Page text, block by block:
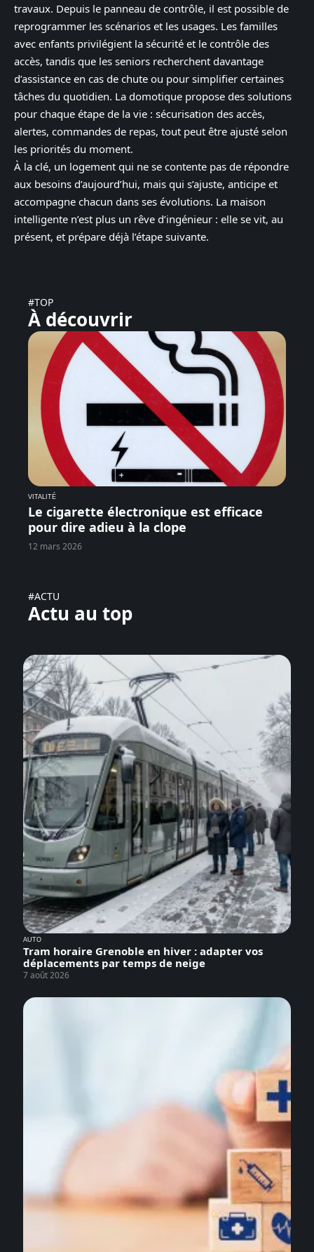
travaux. Depuis le panneau de contrôle, il est possible de
reprogrammer les scénarios et les usages. Les familles
avec enfants privilégient la sécurité et le contrôle des
accès, tandis que les seniors recherchent davantage
d’assistance en cas de chute ou pour simplifier certaines
tâches du quotidien. La domotique propose des solutions
pour chaque étape de la vie : sécurisation des accès,
alertes, commandes de repas, tout peut être ajusté selon
les priorités du moment.
À la clé, un logement qui ne se contente pas de répondre
aux besoins d’aujourd’hui, mais qui s’ajuste, anticipe et
accompagne chacun dans ses évolutions. La maison
intelligente n’est plus un rêve d’ingénieur : elle se vit, au
présent, et prépare déjà l’étape suivante.
#TOP
À découvrir
VITALITÉ
Le cigarette électronique est efficace
pour dire adieu à la clope
12 mars 2026
#ACTU
Actu au top
AUTO
Tram horaire Grenoble en hiver : adapter vos
déplacements par temps de neige
7 août 2026